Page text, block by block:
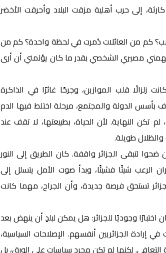
إلى حرب أهلية مزقت البلاد وأحرقت الأخضر
كم من العائلات دُمرت في لحظة واحدة؟ كم من
مصيري الشخصي بقدر ما كان يؤلمني أن أرى
زلزالًا قلب الموازين، وجرحًا غائرًا في الذاكرة
الدولة والمجتمع، مرحلة اختلط فيها الدم
النهاية. لأن الحياة، بطبيعتها، لا تقف عند
طويلة.
لتبقى الجزائر واقفة. كان الطريق إلى النور
الرعب شيئًا فشيئًا، وبدأ صوت الأمل يتسلل إلى
تستحق فرصة جديدة، وأن الجراح، مهما كانت
وجوديًا للجزائر: هل يمكن لبلدٍ أن ينهض بعد
إرادة الجزائريين أنفسهم. الإصلاحات السياسية،
لكنها لم تكن مجرد سياسات على الورق، بل